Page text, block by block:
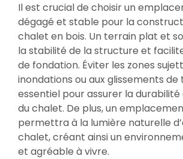
Il est crucial de choisir un
dégagé et stable pour la
chalet en bois. Un terrain plat et
la stabilité de la structure et
de fondation. Éviter les zones
inondations ou aux glissements
essentiel pour assurer la
du chalet. De plus, un
permettra à la lumière naturelle
chalet, créant ainsi un
et agréable à vivre.